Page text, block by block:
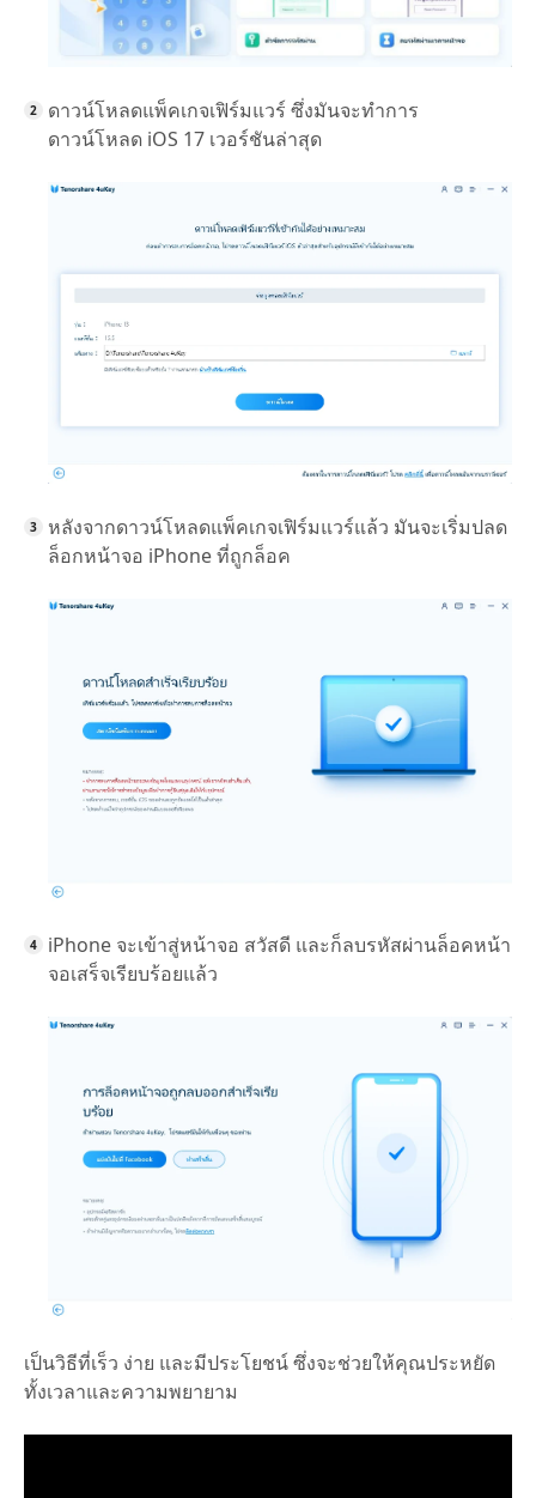
ดาวน์โหลดแพ็คเกจเฟิร์มแวร์ ซึ่งมันจะทำการ
ดาวน์โหลด iOS 17 เวอร์ชันล่าสุด
หลังจากดาวน์โหลดแพ็คเกจเฟิร์มแวร์แล้ว มันจะเริ่มปลด
ล็อกหน้าจอ iPhone ที่ถูกล็อค
iPhone จะเข้าสู่หน้าจอ สวัสดี และก็ลบรหัสผ่านล็อคหน้า
จอเสร็จเรียบร้อยแล้ว
เป็นวิธีที่เร็ว ง่าย และมีประโยชน์ ซึ่งจะช่วยให้คุณประหยัด
ทั้งเวลาและความพยายาม